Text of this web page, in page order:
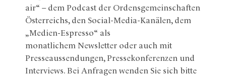
air“ – dem Podcast der Ordensgemeinschaften
Österreichs, den Social-Media-Kanälen, dem
„Medien-Espresso“ als
monatlichem Newsletter oder auch mit
Presseaussendungen, Pressekonferenzen und
Interviews. Bei Anfragen wenden Sie sich bitte